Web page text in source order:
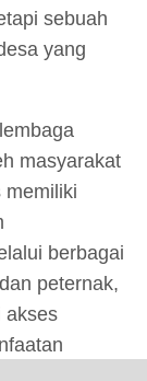
sebuah
yang
masyarakat
memiliki
berbagai
peternak,
akses